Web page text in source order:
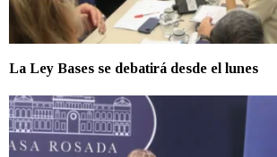
La Ley Bases se debatirá desde el lunes